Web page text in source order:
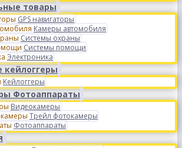
товары
GPS навигаторы
Камеры автомобиля
Системы охраны
Системы помощи
Электроника
кейлоггеры
Кейлоггеры
Фотоаппараты
Видеокамеры
Трейл фотокамеры
Фотоаппараты